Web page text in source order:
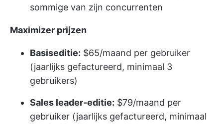
sommige van zijn concurrenten
Maximizer prijzen
Basiseditie: $65/maand per gebruiker
(jaarlijks gefactureerd, minimaal 3
gebruikers)
Sales leader-editie: $79/maand per
gebruiker (jaarlijks gefactureerd, minimaal